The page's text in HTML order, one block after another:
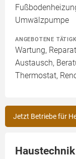
Umwälzpumpe
ANGEBOTENE
Wartung,
Austausch,
Thermostat,
Jetzt Betriebe für